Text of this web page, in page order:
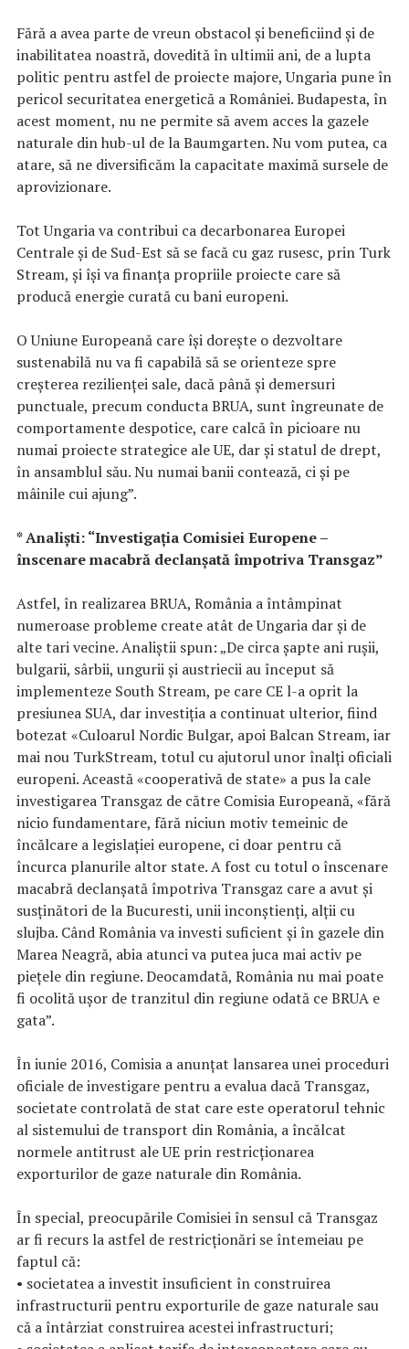
Fără a avea parte de vreun obstacol și beneficiind și de
inabilitatea noastră, dovedită în ultimii ani, de a lupta
politic pentru astfel de proiecte majore, Ungaria pune în
pericol securitatea energetică a României. Budapesta, în
acest moment, nu ne permite să avem acces la gazele
naturale din hub-ul de la Baumgarten. Nu vom putea, ca
atare, să ne diversificăm la capacitate maximă sursele de
aprovizionare.
Tot Ungaria va contribui ca decarbonarea Europei
Centrale și de Sud-Est să se facă cu gaz rusesc, prin Turk
Stream, și își va finanța propriile proiecte care să
producă energie curată cu bani europeni.
O Uniune Europeană care își dorește o dezvoltare
sustenabilă nu va fi capabilă să se orienteze spre
creșterea rezilienței sale, dacă până și demersuri
punctuale, precum conducta BRUA, sunt îngreunate de
comportamente despotice, care calcă în picioare nu
numai proiecte strategice ale UE, dar și statul de drept,
în ansamblul său. Nu numai banii contează, ci și pe
mâinile cui ajung”.
* Analişti: “Investigaţia Comisiei Europene –
înscenare macabră declanşată împotriva Transgaz”
Astfel, în realizarea BRUA, România a întâmpinat
numeroase probleme create atât de Ungaria dar şi de
alte tari vecine. Analiştii spun: „De circa şapte ani ruşii,
bulgarii, sârbii, ungurii şi austriecii au început să
implementeze South Stream, pe care CE l-a oprit la
presiunea SUA, dar investiţia a continuat ulterior, fiind
botezat «Culoarul Nordic Bulgar, apoi Balcan Stream, iar
mai nou TurkStream, totul cu ajutorul unor înalţi oficiali
europeni. Această «cooperativă de state» a pus la cale
investigarea Transgaz de către Comisia Europeană, «fără
nicio fundamentare, fără niciun motiv temeinic de
încălcare a legislaţiei europene, ci doar pentru că
încurca planurile altor state. A fost cu totul o înscenare
macabră declanşată împotriva Transgaz care a avut şi
susţinători de la Bucuresti, unii inconştienţi, alţii cu
slujba. Când România va investi suficient şi în gazele din
Marea Neagră, abia atunci va putea juca mai activ pe
pieţele din regiune. Deocamdată, România nu mai poate
fi ocolită uşor de tranzitul din regiune odată ce BRUA e
gata”.
În iunie 2016, Comisia a anunțat lansarea unei proceduri
oficiale de investigare pentru a evalua dacă Transgaz,
societate controlată de stat care este operatorul tehnic
al sistemului de transport din România, a încălcat
normele antitrust ale UE prin restricționarea
exporturilor de gaze naturale din România.
În special, preocupările Comisiei în sensul că Transgaz
ar fi recurs la astfel de restricționări se întemeiau pe
faptul că:
• societatea a investit insuficient în construirea
infrastructurii pentru exporturile de gaze naturale sau
că a întârziat construirea acestei infrastructuri;